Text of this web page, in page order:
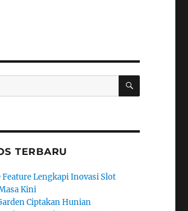
SEARCH
TERBARU
Feature Lengkapi Inovasi Slot
Kini
Ciptakan Hunian